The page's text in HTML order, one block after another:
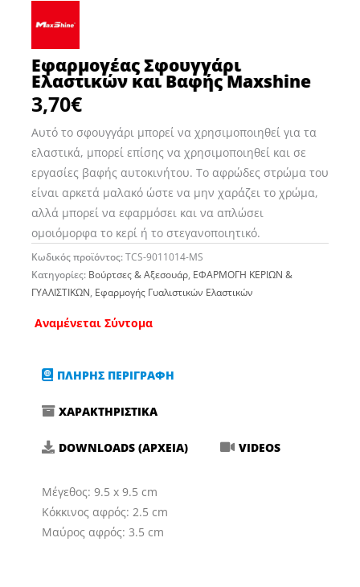
Εφαρμογέας Σφουγγάρι
Ελαστικών και Βαφής Maxshine
3,70€
Αυτό το σφουγγάρι μπορεί να χρησιμοποιηθεί για τα
ελαστικά, μπορεί επίσης να χρησιμοποιηθεί και σε
εργασίες βαφής αυτοκινήτου. Το αφρώδες στρώμα του
είναι αρκετά μαλακό ώστε να μην χαράζει το χρώμα,
αλλά μπορεί να εφαρμόσει και να απλώσει
ομοιόμορφα το κερί ή το στεγανοποιητικό.
Κωδικός προϊόντος:TCS-9011014-MS
Κατηγορίες: Βούρτσες & Αξεσουάρ, ΕΦΑΡΜΟΓΗ ΚΕΡΙΩΝ &
ΓΥΑΛΙΣΤΙΚΩΝ, Εφαρμογής Γυαλιστικών Ελαστικών
Αναμένεται Σύντομα
ΠΛΗΡΗΣ ΠΕΡΙΓΡΑΦΗ
ΧΑΡΑΚΤΗΡΙΣΤΙΚΑ
DOWNLOADS (ΑΡΧΕΙΑ) VIDEOS
Μέγεθος: 9.5 x 9.5 cm
Κόκκινος αφρός: 2.5 cm
Μαύρος αφρός: 3.5 cm